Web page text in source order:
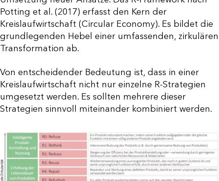
Potting et al. (2017) erfasst den Kern der
Kreislaufwirtschaft (Circular Economy). Es bildet die
grundlegenden Hebel einer umfassenden, zirkulären
Transformation ab.
Von entscheidender Bedeutung ist, dass in einer
Kreislaufwirtschaft nicht nur einzelne R-Strategien
umgesetzt werden. Es sollten mehrere dieser
Strategien sinnvoll miteinander kombiniert werden.